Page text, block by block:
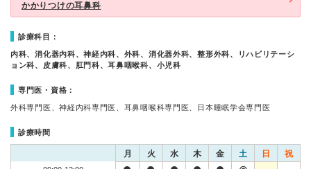
かかりつけの耳鼻科
診療科目：
内科、消化器内科、神経内科、外科、消化器外科、整形外科、リハビリテーシ
ョン科、皮膚科、肛門科、耳鼻咽喉科、小児科
専門医・資格：
外科専門医、神経内科専門医、耳鼻咽喉科専門医、日本睡眠学会専門医
診療時間
月 火 水 木 金 土 日 祝